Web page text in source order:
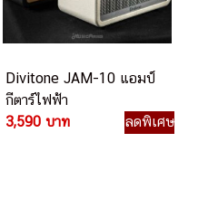
Divitone JAM-10 แอมป์
กีตาร์ไฟฟ้า
3,590 บาท
ลดพิเศษ